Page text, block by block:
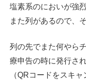
塩素系のにおいが強烈
また列があるので、
列の先でまた何やら
療申告の時に発行さ
（QRコードをスキャ